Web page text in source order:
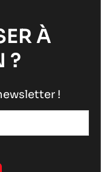
À
?
!